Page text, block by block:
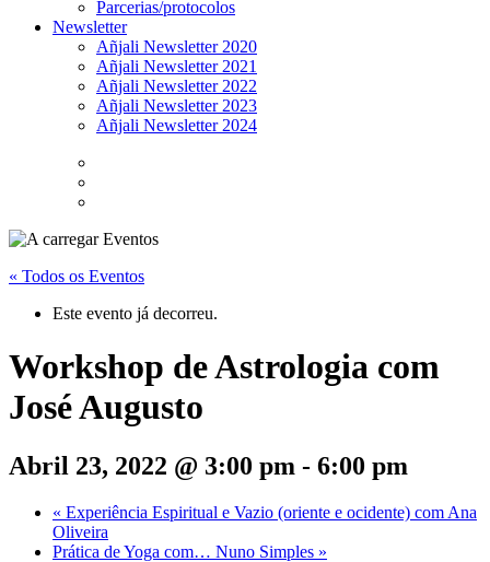
Parcerias/protocolos
Newsletter
Añjali Newsletter 2020
Añjali Newsletter 2021
Añjali Newsletter 2022
Añjali Newsletter 2023
Añjali Newsletter 2024
« Todos os Eventos
Este evento já decorreu.
Workshop de Astrologia com
José Augusto
Abril 23, 2022 @ 3:00 pm - 6:00 pm
« Experiência Espiritual e Vazio (oriente e ocidente) com Ana
Oliveira
Prática de Yoga com… Nuno Simples »